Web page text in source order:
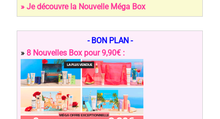
» Je découvre la Nouvelle Méga Box
- BON PLAN -
» 8 Nouvelles Box pour 9,90€ :